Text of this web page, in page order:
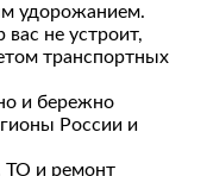
удорожанием.
вас не устроит,
транспортных
и бережно
России и
ТО и ремонт